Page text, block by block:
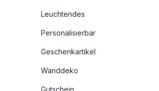
Leuchtendes
Personalisierbar
Geschenkartikel
Wanddeko
Gutschein